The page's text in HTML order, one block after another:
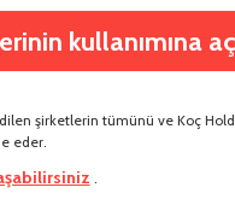
kullanımına
şirketlerin tümünü ve Koç
eder.
.